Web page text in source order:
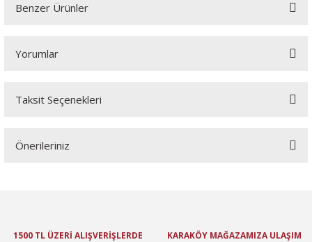
Benzer Ürünler
Yorumlar
Taksit Seçenekleri
Önerileriniz
1500 TL ÜZERİ ALIŞVERİŞLERDE
KARAKÖY MAĞAZAMIZA ULAŞIM